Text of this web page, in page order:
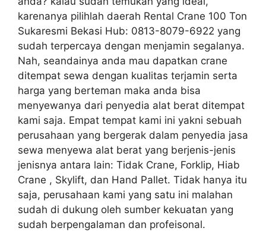
karenanya pilihlah daerah Rental Crane 100 Ton
Sukaresmi Bekasi Hub: 0813-8079-6922 yang
sudah terpercaya dengan menjamin segalanya.
Nah, seandainya anda mau dapatkan crane
ditempat sewa dengan kualitas terjamin serta
harga yang berteman maka anda bisa
menyewanya dari penyedia alat berat ditempat
kami saja. Empat tempat kami ini yakni sebuah
perusahaan yang bergerak dalam penyedia jasa
sewa menyewa alat berat yang berjenis-jenis
jenisnya antara lain: Tidak Crane, Forklip, Hiab
Crane , Skylift, dan Hand Pallet. Tidak hanya itu
saja, perusahaan kami yang satu ini malahan
sudah di dukung oleh sumber kekuatan yang
sudah berpengalaman dan profeisonal.